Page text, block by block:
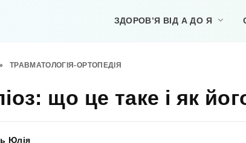
ЗДОРОВ’Я ВІД А ДО Я
ТРАВМАТОЛОГІЯ-ОРТОПЕДІЯ
що це таке і як
Юлія